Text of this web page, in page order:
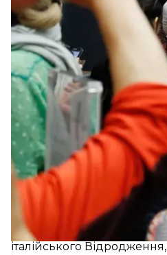
Повна назва знаменитої
Франческо дель
художник і письменник
Проте існує низка
італійського